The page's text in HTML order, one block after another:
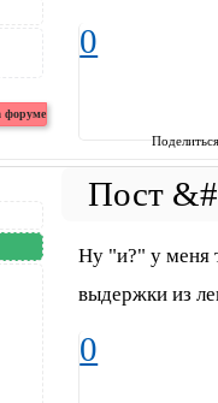
0
Ну "и?" у меня
выдержки из
0